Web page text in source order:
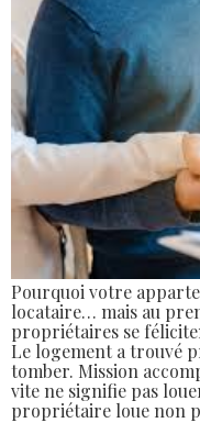
Pourquoi votre
locataire… mais au
propriétaires se
Le logement a trouvé
tomber. Mission
vite ne signifie pas
propriétaire loue non